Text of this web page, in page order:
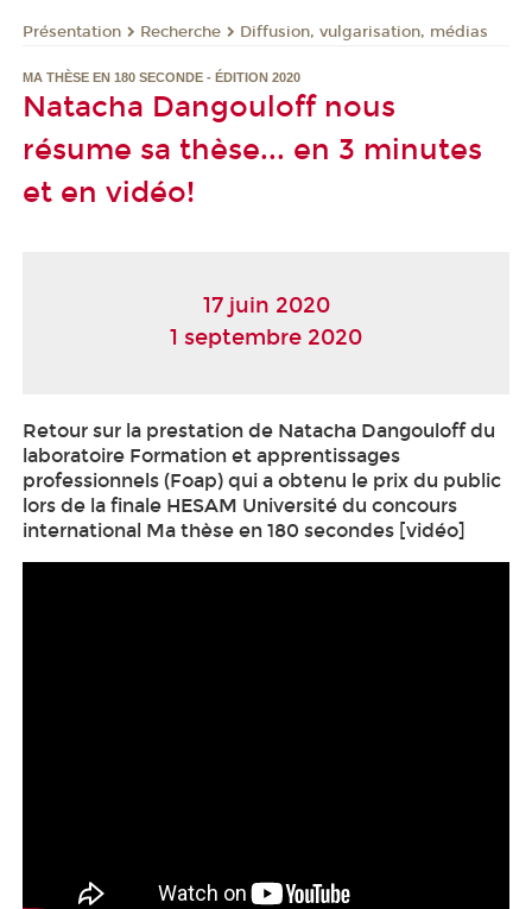
Présentation Recherche Diffusion, vulgarisation, médias
MA THÈSE EN 180 SECONDE - ÉDITION 2020
Natacha Dangouloff nous
résume sa thèse... en 3 minutes
et en vidéo!
17 juin 2020
1 septembre 2020
Retour sur la prestation de Natacha Dangouloff du
laboratoire Formation et apprentissages
professionnels (Foap) qui a obtenu le prix du public
lors de la finale HESAM Université du concours
international Ma thèse en 180 secondes [vidéo]